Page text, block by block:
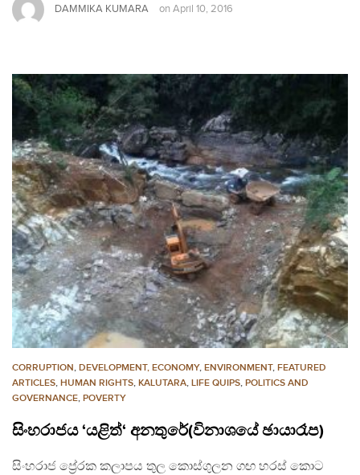
DAMMIKA KUMARA on April 10, 2016
CORRUPTION, DEVELOPMENT, ECONOMY, ENVIRONMENT, FEATURED
ARTICLES, HUMAN RIGHTS, KALUTARA, LIFE QUIPS, POLITICS AND
GOVERNANCE, POVERTY
සිංහරාජය ‘යළිත්‘ අනතුරේ(විනාශයේ ඡායාරෑප)
සිංහරාජ ප්‍රේරක කලාපය තුල කොස්ගුලන ගඟ හරස් කොට